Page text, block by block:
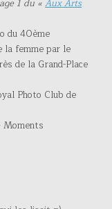
1 du «Aux Arts
du 40ème
la femme par le
de la Grand-Place
Photo Club de
Moments